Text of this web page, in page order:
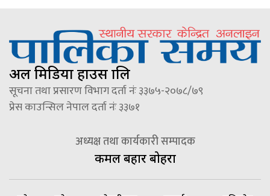
अल मिडिया हाउस प्रालि
सूचना तथा प्रसारण विभाग दर्ता नंः ३३७५-२०७८/७९
प्रेस काउन्सिल नेपाल दर्ता नंः ३३७१
अध्यक्ष तथा कार्यकारी सम्पादक
कमल बहादुर बोहरा